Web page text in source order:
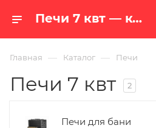
Печи 7 квт — купить в Екатеринбурге, цены в интернет-магазине «100 печей.ру»
Главная — Каталог — Печи
Печи 7 квт 2
Печи для бани